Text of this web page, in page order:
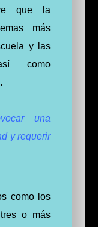
que la
más
y las
como
una
y requerir
como los
tres o más